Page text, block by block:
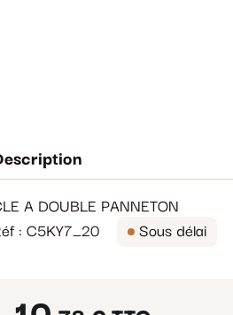
A DOUBLE PANNETON
: C5KY7_20
Sous délai